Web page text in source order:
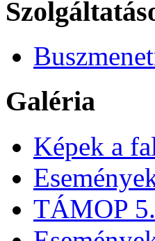
Galéria
Képek a
TÁMOP